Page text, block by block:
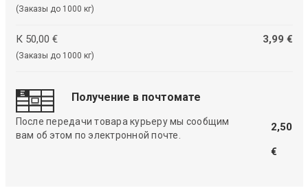
(Заказы до 1000 кг)
К 50,00 €
(Заказы до 1000 кг)
3,99 €
Получение в почтомате
После передачи товара курьеру мы сообщим
вам об этом по электронной почте.
2,50
€